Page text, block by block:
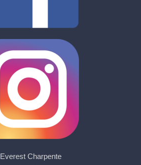
Everest Charpente